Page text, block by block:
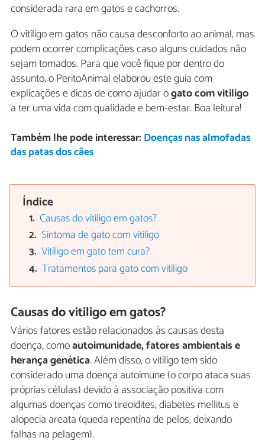
considerada rara em gatos e cachorros.
O vitiligo em gatos não causa desconforto ao animal, mas
podem ocorrer complicações caso alguns cuidados não
sejam tomados. Para que você fique por dentro do
assunto, o PeritoAnimal elaborou este guia com
explicações e dicas de como ajudar ogato com vitiligo
a ter uma vida com qualidade e bem-estar. Boa leitura!
Também lhe pode interessar: Doenças nas almofadas
das patas dos cães
Índice
Causas do vitiligo em gatos?
Sintoma de gato com vitiligo
Vitiligo em gato tem cura?
Tratamentos para gato com vitiligo
Causas do vitiligo em gatos?
Vários fatores estão relacionados às causas desta
doença, comoautoimunidade, fatores ambientais e
herança genética. Além disso, o vitiligo tem sido
considerado uma doença autoimune (o corpo ataca suas
próprias células) devido à associação positiva com
algumas doenças como tireoidites, diabetes mellitus e
alopecia areata (queda repentina de pelos, deixando
falhas na pelagem).